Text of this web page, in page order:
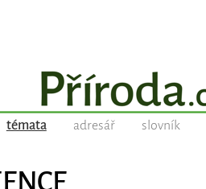
témata adresář slovník